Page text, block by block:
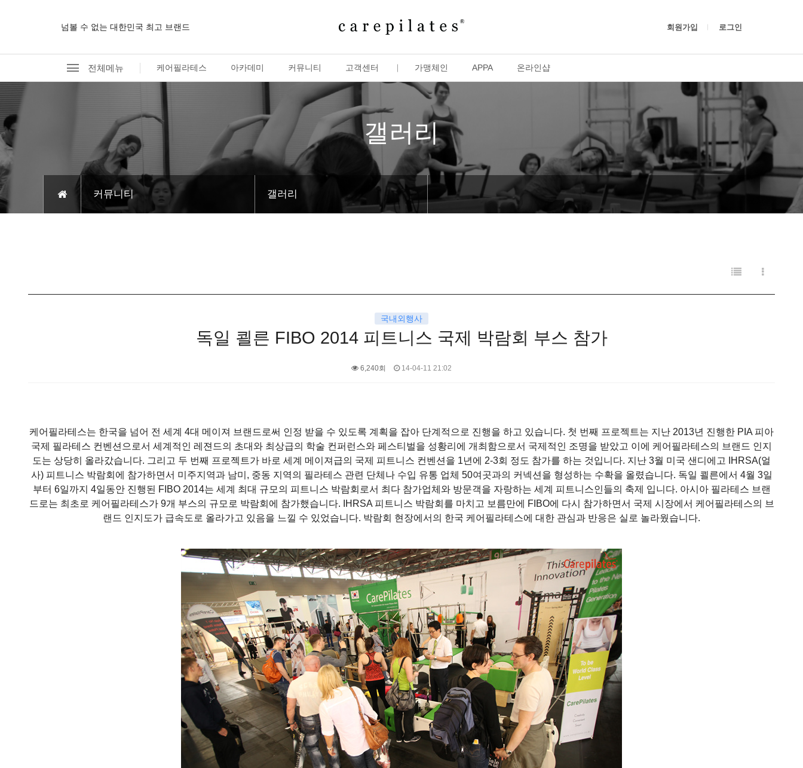
넘볼 수 없는 대한민국 최고 브랜드 회원가입 로그인
전체메뉴 케어필라테스 아카데미 커뮤니티 고객센터 가맹체인 APPA 온라인샵
갤러리
커뮤니티 갤러리
국내외행사
독일 쾰른 FIBO 2014 피트니스 국제 박람회 부스 참가
6,240회 14-04-11 21:02
케어필라테스는 한국을 넘어 전 세계 4대 메이져 브랜드로써 인정 받을 수 있도록 계획을 잡아 단계적으로 진행을 하고 있습니다. 첫 번째 프로젝트는 지난 2013년 진행한 PIA 피아
국제 필라테스 컨벤션으로서 세계적인 레젼드의 초대와 최상급의 학술 컨퍼런스와 페스티벌을 성황리에 개최함으로서 국제적인 조명을 받았고 이에 케어필라테스의 브랜드 인지
도는 상당히 올라갔습니다. 그리고 두 번째 프로젝트가 바로 세계 메이져급의 국제 피트니스 컨벤션을 1년에 2-3회 정도 참가를 하는 것입니다. 지난 3월 미국 샌디에고 IHRSA(얼
사) 피트니스 박람회에 참가하면서 미주지역과 남미, 중동 지역의 필라테스 관련 단체나 수입 유통 업체 50여곳과의 커넥션을 형성하는 수확을 올렸습니다. 독일 쾰른에서 4월 3일
부터 6일까지 4일동안 진행된 FIBO 2014는 세계 최대 규모의 피트니스 박람회로서 최다 참가업체와 방문객을 자랑하는 세계 피트니스인들의 축제 입니다. 아시아 필라테스 브랜
드로는 최초로 케어필라테스가 9개 부스의 규모로 박람회에 참가했습니다. IHRSA 피트니스 박람회를 마치고 보름만에 FIBO에 다시 참가하면서 국제 시장에서 케어필라테스의 브
랜드 인지도가 급속도로 올라가고 있음을 느낄 수 있었습니다. 박람회 현장에서의 한국 케어필라테스에 대한 관심과 반응은 실로 놀라웠습니다.